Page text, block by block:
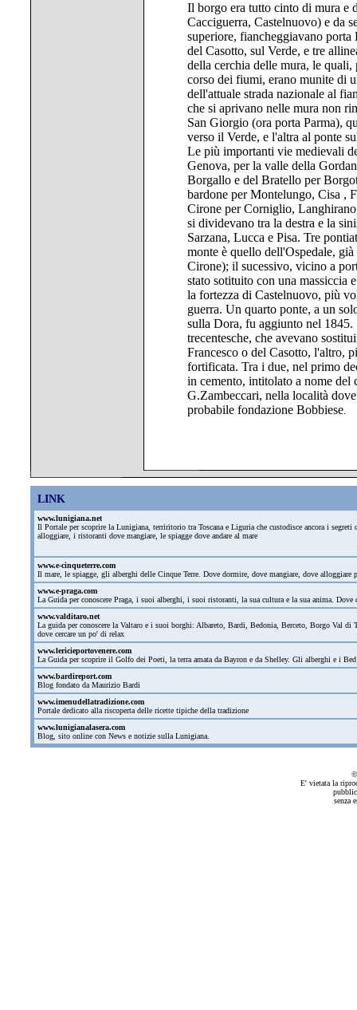
Il borgo era tutto cinto di mura e
Cacciguerra, Castelnuovo) e da
superiore, fiancheggiavano
del Casotto, sul Verde, e tre
della cerchia delle mura, le quali,
corso dei fiumi, erano munite di
dell'attuale strada nazionale al
che si aprivano nelle mura non
San Giorgio (ora porta Parma),
verso il Verde, e l'altra al ponte
Le più importanti vie medievali
Genova, per la valle della
Borgallo e del Bratello per
bardone per Montelungo, Cisa ,
Cirone per Corniglio,
si dividevano tra la destra e la
Sarzana, Lucca e Pisa. Tre
monte è quello dell'Ospedale,
Cirone); il sucessivo, vicino a
stato sotituito con una massiccia
la fortezza di Castelnuovo, più
guerra. Un quarto ponte, a un
sulla Dora, fu aggiunto nel
trecentesche, che avevano
Francesco o del Casotto, l'altro,
fortificata. Tra i due, nel primo
in cemento, intitolato a nome del
G.Zambeccari, nella località
probabile fondazione Bobbiese.
LINK
www.lunigiana.net
Il Portale per scoprire la Lunigiana, terriritorio tra Toscana e Liguria che custodisce ancora i
alloggiare, i ristoranti dove mangiare, le spiagge dove andare al mare
www.e-cinqueterre.com
Il mare, le spiagge, gli alberghi delle Cinque Terre. Dove dormire, dove mangiare, dove alloggiare
www.e-praga.com
La Guida per conoscere Praga, i suoi alberghi, i suoi ristoranti, la sua cultura e la sua anima.
www.valditaro.net
La guida per conoscere la Valtaro e i suoi borghi: Albareto, Bardi, Bedonia, Berceto, Borgo Val
dove cercare un po' di relax
www.lericieportovenere.com
La Guida per scoprire il Golfo dei Poeti, la terra amata da Bayron e da Shelley. Gli alberghi e i
www.bardireport.com
Blog fondato da Maurizio Bardi
www.imenudellatradizione.com
Portale dedicato alla riscoperta delle ricette tipiche della tradizione
www.lunigianalasera.com
Blog, sito online con News e notizie sulla Lunigiana.
©
E' vietata la
senza